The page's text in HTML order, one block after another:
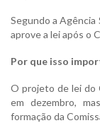
Segundo a Agência
aprove a lei após o
Por que isso
O projeto de lei do
em dezembro,
formação da